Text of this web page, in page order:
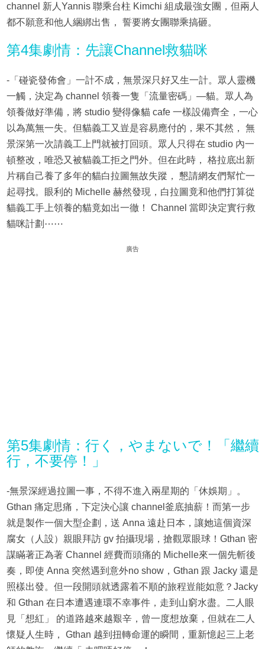
channel 新人Yannis 聯乘台柱 Kimchi 組成最強女團，但兩人
都不願意和他人綑綁出售， 誓要將女團聯乘搞砸。
第4集劇情：先讓Channel救貓咪
-「碰瓷發佈會」一計不成，無景深只好又生一計。眾人靈機
一觸，決定為 channel 領養一隻「流量密碼」—貓。眾人為
領養做好準備，將 studio 變得像貓 cafe 一樣設備齊全，一心
以為萬無一失。但貓義工又豈是容易應付的，果不其然， 無
景深第一次請義工上門就被打回頭。眾人只得在 studio 內一
頓整改，唯恐又被貓義工拒之門外。但在此時， 格拉底出新
片稱自己養了多年的貓白拉圖無故失蹤， 懇請網友們幫忙一
起尋找。眼利的 Michelle 赫然發現，白拉圖竟和他們打算從
貓義工手上領養的貓竟如出一徹！ Channel 當即決定實行救
貓咪計劃⋯⋯
廣告
第5集劇情：行く，やまないで！「繼續
行，不要停！」
-無景深經過拉圖一事，不得不進入兩星期的「休娛期」。
Gthan 痛定思痛，下定決心讓 channel釜底抽薪！而第一步
就是製作一個大型企劃，送 Anna 遠赴日本，讓她這個資深
腐女（人設）親眼拜訪 gv 拍攝現場，搶觀眾眼球！Gthan 密
謀瞞著正為著 Channel 經費而頭痛的 Michelle來一個先斬後
奏，即使 Anna 突然遇到意外no show，Gthan 跟 Jacky 還是
照樣出發。但一段開頭就透露着不順的旅程豈能如意？Jacky
和 Gthan 在日本遭遇連環不幸事件，走到山窮水盡。二人眼
見「想紅」 的道路越來越艱辛，曾一度想放棄，但就在二人
懷疑人生時， Gthan 越到扭轉命運的瞬間，重新憶起三上老